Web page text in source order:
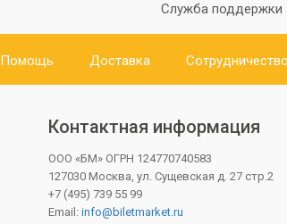
Служба поддержки
Помощь Доставка Сотрудничество
Контактная информация
ООО «БМ» ОГРН 124770740583
127030 Москва, ул. Сущевская д. 27 стр.2
+7 (495) 739 55 99
Email: info@biletmarket.ru